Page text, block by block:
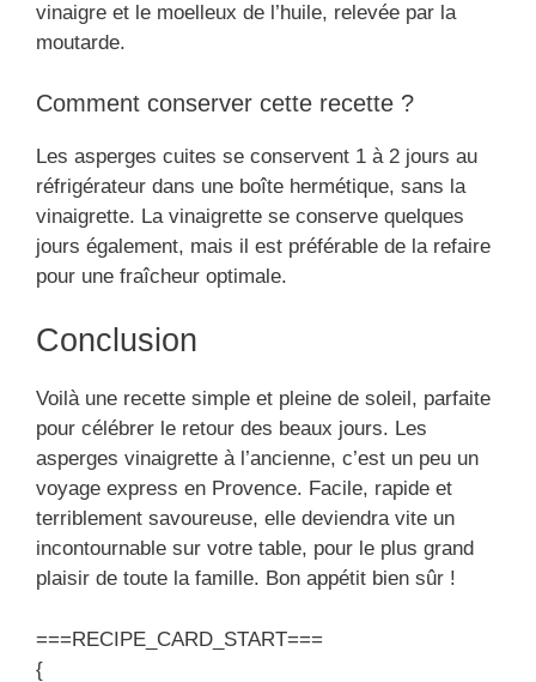
vinaigre et le moelleux de l’huile, relevée par la
moutarde.
Comment conserver cette recette ?
Les asperges cuites se conservent 1 à 2 jours au
réfrigérateur dans une boîte hermétique, sans la
vinaigrette. La vinaigrette se conserve quelques
jours également, mais il est préférable de la refaire
pour une fraîcheur optimale.
Conclusion
Voilà une recette simple et pleine de soleil, parfaite
pour célébrer le retour des beaux jours. Les
asperges vinaigrette à l’ancienne, c’est un peu un
voyage express en Provence. Facile, rapide et
terriblement savoureuse, elle deviendra vite un
incontournable sur votre table, pour le plus grand
plaisir de toute la famille. Bon appétit bien sûr !
===RECIPE_CARD_START===
{